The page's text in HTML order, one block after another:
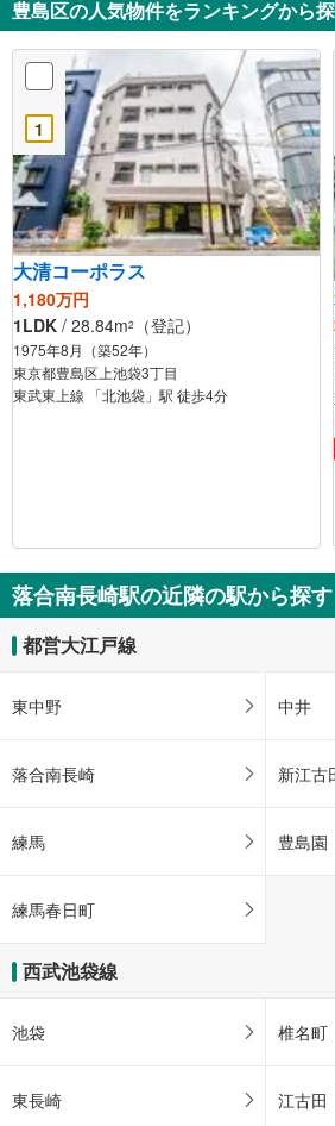
豊島区の人気物件をランキングから
1
大清コーポラス
1,180万円
1LDK / 28.84m2 （登記）
1975年8月（築52年）
東京都豊島区上池袋3丁目
東武東上線 「北池袋」駅 徒歩4分
落合南長崎駅の近隣の駅から探す
都営大江戸線
東中野 中井
落合南長崎 新江古
練馬 豊島園
練馬春日町
西武池袋線
池袋 椎名町
東長崎 江古田